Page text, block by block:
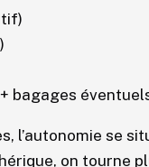
bagages
l’autonomie se
on tourne